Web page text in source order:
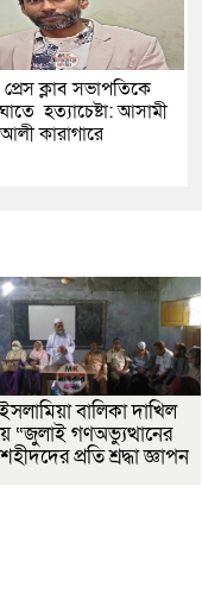
প্রেস ক্লাব সভাপতিকে
হত্যাচেষ্টা: আসামী
কারাগারে
বালিকা দাখিল
“জুলাই গণঅভ্যুত্থানের
প্রতি শ্রদ্ধা জ্ঞাপন